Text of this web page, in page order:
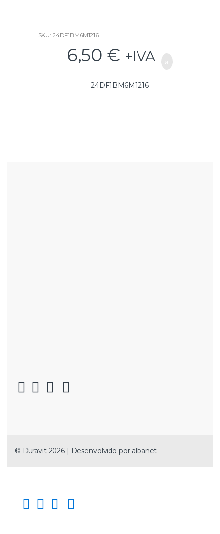
SKU: 24DF1BM6M1216
6,50 € +IVA
24DF1BM6M1216
© Duravit 2026 | Desenvolvido por albanet